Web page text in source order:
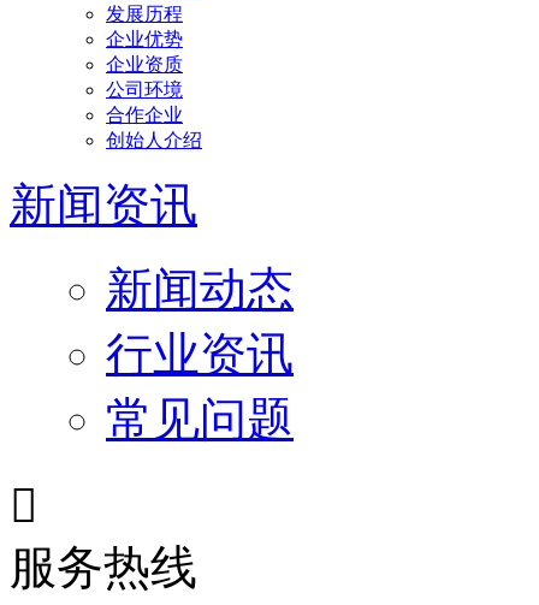
发展历程
企业优势
企业资质
公司环境
合作企业
创始人介绍
新闻资讯
新闻动态
行业资讯
常见问题

服务热线